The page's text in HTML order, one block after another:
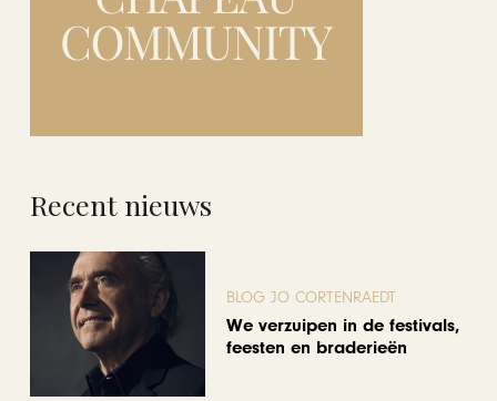
Recent nieuws
BLOG JO CORTENRAEDT
We verzuipen in de festivals,
feesten en braderieën